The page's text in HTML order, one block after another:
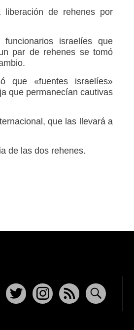
de rehenes por
israelíes que
par de rehenes se tomó
que «fuentes israelíes»
que permanecían cautivas
que las llevará a
de las dos rehenes.